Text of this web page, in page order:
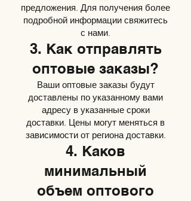
предложения. Для получения более
подробной информации свяжитесь
с нами.
3. Как отправлять
оптовые заказы?
Ваши оптовые заказы будут
доставлены по указанному вами
адресу в указанные сроки
доставки. Цены могут меняться в
зависимости от региона доставки.
4. Каков
минимальный
объем оптового